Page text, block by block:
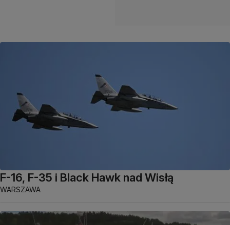
F-16, F-35 i Black Hawk nad Wisłą
WARSZAWA